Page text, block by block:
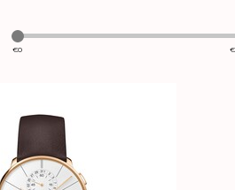
€0 €